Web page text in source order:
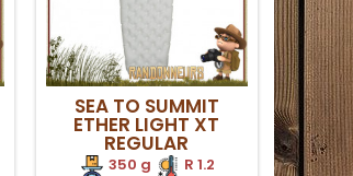
SEA TO SUMMIT
ETHER LIGHT XT
REGULAR
350 g
R 1.2